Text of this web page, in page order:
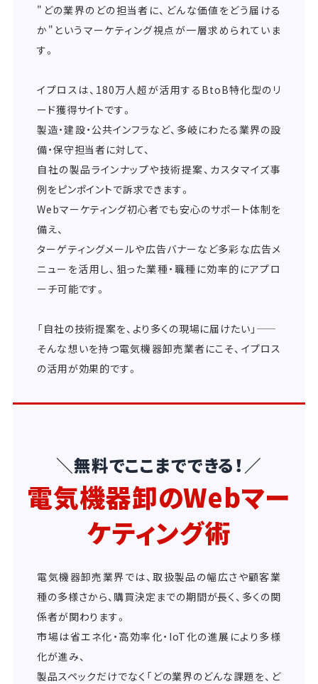
"どの業界のどの担当者に、どんな価値をどう届ける
か"というマーケティング視点が一層求められていま
す。
イプロスは、180万人超が活用するBtoB特化型のリ
ード獲得サイトです。
製造・建設・公共インフラなど、多岐にわたる業界の設
備・保守担当者に対して、
自社の製品ラインナップや技術提案、カスタマイズ事
例をピンポイントで訴求できます。
Webマーケティング初心者でも安心のサポート体制を
備え、
ターゲティングメールや広告バナーなど多彩な広告メ
ニューを活用し、狙った業種・職種に効率的にアプロ
ーチ可能です。
「自社の技術提案を、より多くの現場に届けたい」――
そんな想いを持つ電気機器卸売業者にこそ、イプロス
の活用が効果的です。
＼無料でここまでできる！／
電気機器卸のWebマー
ケティング術
電気機器卸売業界では、取扱製品の幅広さや顧客業
種の多様さから、購買決定までの期間が長く、多くの関
係者が関わります。
市場は省エネ化・高効率化・IoT化の進展により多様
化が進み、
製品スペックだけでなく「どの業界のどんな課題を、ど